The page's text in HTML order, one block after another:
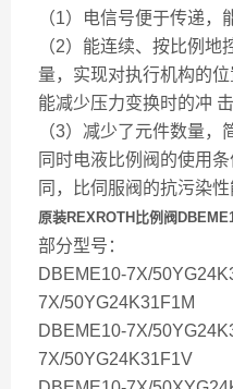
（1）电信号便于传递，
（2）能连续、按比例
量，实现对执行机构的
能减少压力变换时的冲 击
（3）减少了元件数量，
同时电液比例阀的使用
同，比伺服阀的抗污染性
原装REXROTH比例阀
部分型号：
DBEME10-7X/
7X/50YG24K31F1M
DBEME10-7X/
7X/50YG24K31F1V